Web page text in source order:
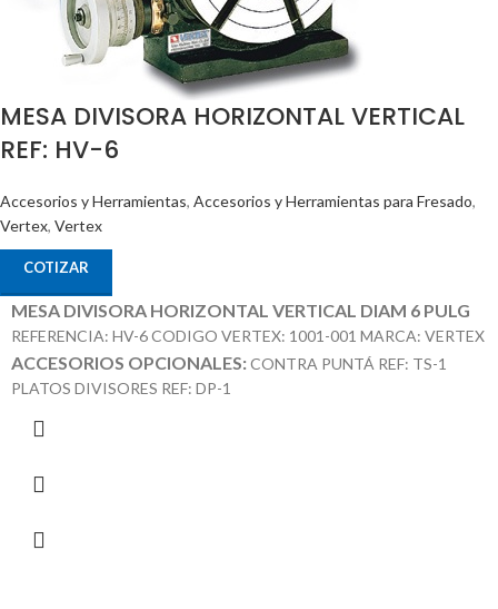
MESA DIVISORA HORIZONTAL VERTICAL
REF: HV-6
Accesorios y Herramientas, Accesorios y Herramientas para Fresado,
Vertex, Vertex
COTIZAR
MESA DIVISORA HORIZONTAL VERTICAL DIAM 6 PULG
REFERENCIA: HV-6 CODIGO VERTEX: 1001-001 MARCA: VERTEX
ACCESORIOS OPCIONALES:CONTRA PUNTÁ REF: TS-1
PLATOS DIVISORES REF: DP-1